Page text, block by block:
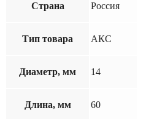
Страна Россия
Тип товара АКС
Диаметр, мм 14
Длина, мм 60